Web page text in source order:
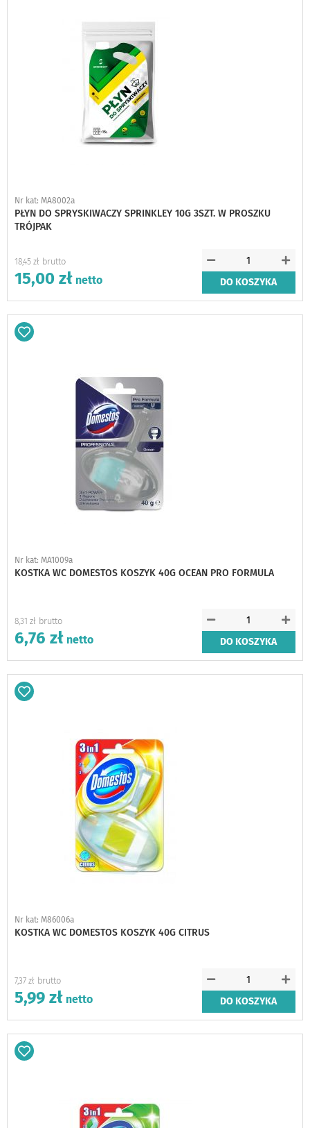
Nr kat: MA8002a
PŁYN DO SPRYSKIWACZY SPRINKLEY 10G 3SZT. W PROSZKU
TRÓJPAK
18,45 zł
15,00 zł DO KOSZYKA
Dodaj
Nr kat: MA1009a
KOSTKA WC DOMESTOS KOSZYK 40G OCEAN PRO FORMULA
8,31 zł
6,76 zł DO KOSZYKA
Dodaj
Nr kat: M86006a
KOSTKA WC DOMESTOS KOSZYK 40G CITRUS
7,37 zł
5,99 zł DO KOSZYKA
Dodaj